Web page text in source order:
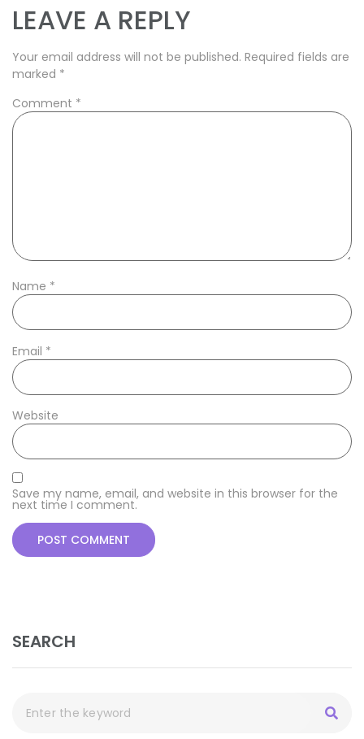
LEAVE A REPLY
Your email address will not be published. Required fields are
marked *
Comment *
Name *
Email *
Website
Save my name, email, and website in this browser for the
next time I comment.
SEARCH